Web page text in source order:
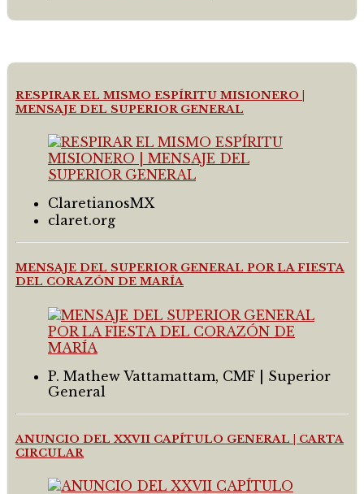
RESPIRAR EL MISMO ESPÍRITU MISIONERO |
MENSAJE DEL SUPERIOR GENERAL
ClaretianosMX
claret.org
MENSAJE DEL SUPERIOR GENERAL POR LA FIESTA
DEL CORAZÓN DE MARÍA
P. Mathew Vattamattam, CMF | Superior
General
ANUNCIO DEL XXVII CAPÍTULO GENERAL | CARTA
CIRCULAR